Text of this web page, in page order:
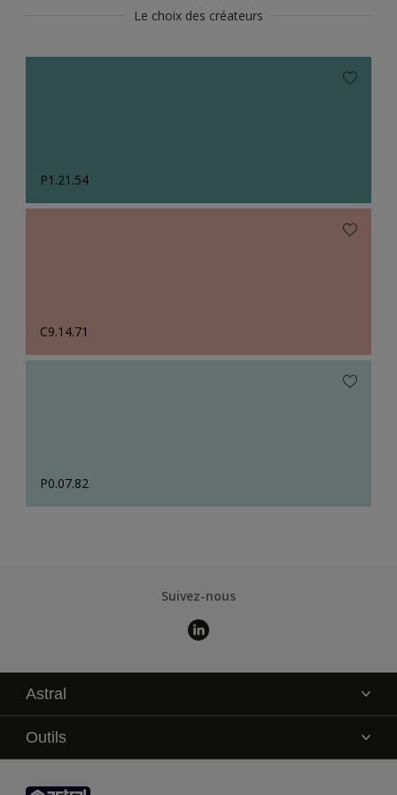
Le choix des créateurs
P1.21.54
C9.14.71
P0.07.82
Suivez-nous
Astral
La marque
Service technique
Contact
Outils